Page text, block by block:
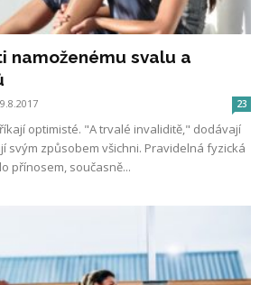
namoženému svalu a
23
optimisté. "A trvalé invaliditě," dodávají
svým způsobem všichni. Pravidelná fyzická
přínosem, současně...